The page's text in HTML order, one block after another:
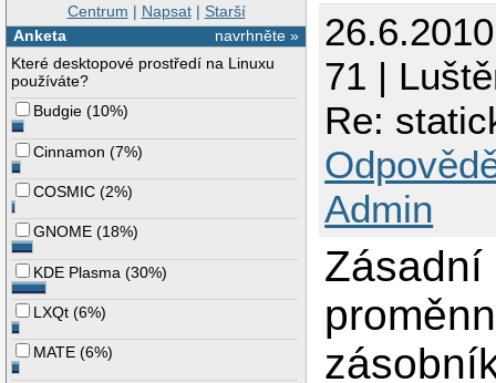
Centrum | Napsat| Starší
navrhněte »
Anketa
Které desktopové prostředí na Linuxu
používáte?
Budgie (10%)
Cinnamon (7%)
COSMIC (2%)
GNOME (18%)
KDE Plasma (30%)
LXQt (6%)
MATE (6%)
71 |
Re:
Admin
Zásadní